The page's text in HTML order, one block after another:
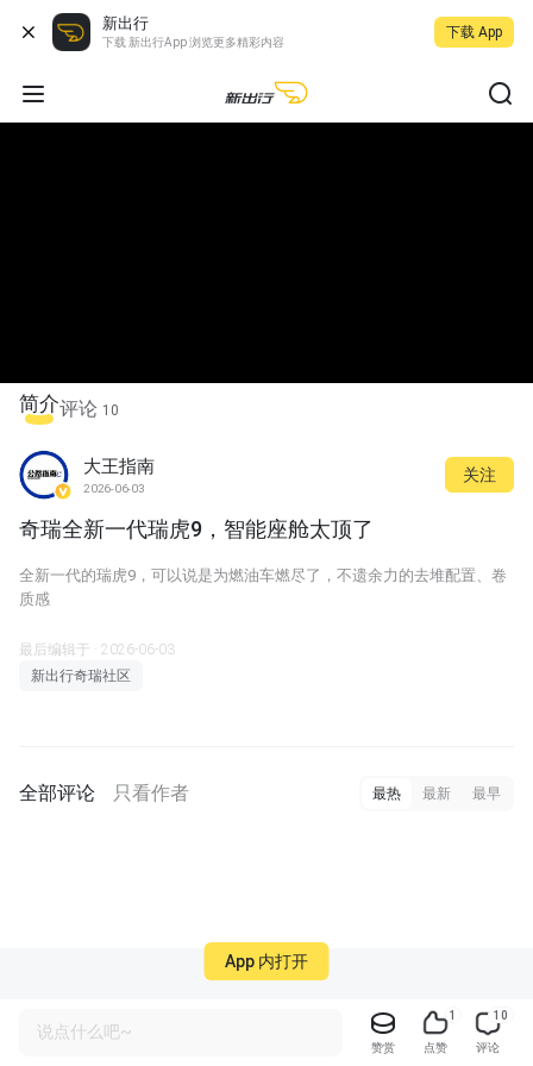
新出行
下载 新出行App 浏览更多精彩内容
下载 App
简介评论 10
大王指南
2026-06-03
关注
奇瑞全新一代瑞虎9，智能座舱太顶了
全新一代的瑞虎9，可以说是为燃油车燃尽了，不遗余力的去堆配置、卷
质感
最后编辑于 · 2026-06-03
新出行奇瑞社区
全部评论 只看作者 最热 最新 最早
说点什么吧~
赞赏
1
点赞
10
评论
App 内打开